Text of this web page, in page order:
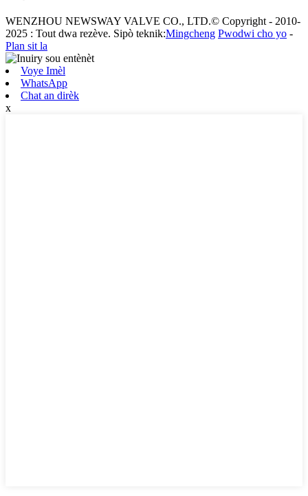
WENZHOU NEWSWAY VALVE CO., LTD.© Copyright - 2010-
2025 : Tout dwa rezève. Sipò teknik:Mingcheng Pwodwi cho yo -
Plan sit la
Voye Imèl
WhatsApp
Chat an dirèk
x